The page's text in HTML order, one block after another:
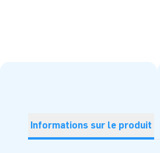
Informations sur le produit